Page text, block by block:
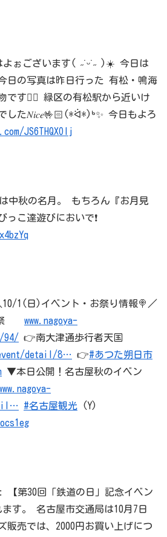
ぉございます( ˶˙ᵕ˙˶ )☀️ 今日は
日の写真は昨日行った 有松・鳴海
です🙆‍♀️ 緑区の有松駅から近いけ
した𝑁𝑖𝑐𝑒🤟🏻(*ᐛ*)ᒃ✨ 今日もよろ
JS6THQXOIj
中秋の名月。 もちろん『お月見
こ達遊びにおいで❗️
1(日)イベント・お祭り情報🍭／
祭 www.nagoya-
94/ 👉南大津通歩行者天国
detail/8…
👉#あつた朔日市
▼本日公開！名古屋秋のイベン
#名古屋観光 (Y)
: 【第30回「鉄道の日」記念イベン
ます。 名古屋市交通局は10月7日
販売では、2000円お買い上げにつ